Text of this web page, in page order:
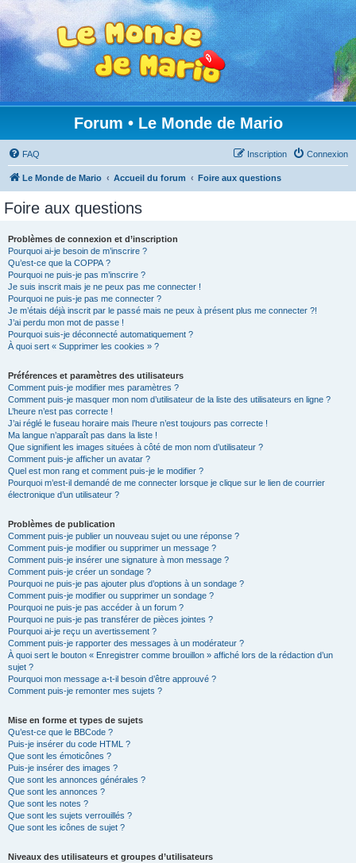
Forum • Le Monde de Mario
FAQ Connexion
Inscription
Le Monde de Mario Accueil du forum Foire aux questions
Foire aux questions
Problèmes de connexion et d’inscription
Pourquoi ai-je besoin de m’inscrire ?
Qu’est-ce que la COPPA ?
Pourquoi ne puis-je pas m’inscrire ?
Je suis inscrit mais je ne peux pas me connecter !
Pourquoi ne puis-je pas me connecter ?
Je m’étais déjà inscrit par le passé mais ne peux à présent plus me connecter ?!
J’ai perdu mon mot de passe !
Pourquoi suis-je déconnecté automatiquement ?
À quoi sert « Supprimer les cookies » ?
Préférences et paramètres des utilisateurs
Comment puis-je modifier mes paramètres ?
Comment puis-je masquer mon nom d’utilisateur de la liste des utilisateurs en ligne ?
L’heure n’est pas correcte !
J’ai réglé le fuseau horaire mais l’heure n’est toujours pas correcte !
Ma langue n’apparaît pas dans la liste !
Que signifient les images situées à côté de mon nom d’utilisateur ?
Comment puis-je afficher un avatar ?
Quel est mon rang et comment puis-je le modifier ?
Pourquoi m’est-il demandé de me connecter lorsque je clique sur le lien de courrier
électronique d’un utilisateur ?
Problèmes de publication
Comment puis-je publier un nouveau sujet ou une réponse ?
Comment puis-je modifier ou supprimer un message ?
Comment puis-je insérer une signature à mon message ?
Comment puis-je créer un sondage ?
Pourquoi ne puis-je pas ajouter plus d’options à un sondage ?
Comment puis-je modifier ou supprimer un sondage ?
Pourquoi ne puis-je pas accéder à un forum ?
Pourquoi ne puis-je pas transférer de pièces jointes ?
Pourquoi ai-je reçu un avertissement ?
Comment puis-je rapporter des messages à un modérateur ?
À quoi sert le bouton « Enregistrer comme brouillon » affiché lors de la rédaction d’un
sujet ?
Pourquoi mon message a-t-il besoin d’être approuvé ?
Comment puis-je remonter mes sujets ?
Mise en forme et types de sujets
Qu’est-ce que le BBCode ?
Puis-je insérer du code HTML ?
Que sont les émoticônes ?
Puis-je insérer des images ?
Que sont les annonces générales ?
Que sont les annonces ?
Que sont les notes ?
Que sont les sujets verrouillés ?
Que sont les icônes de sujet ?
Niveaux des utilisateurs et groupes d’utilisateurs